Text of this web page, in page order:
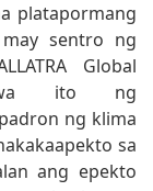
platapormang
sentro ng
Global
ito ng
ng klima
sa
ang epekto